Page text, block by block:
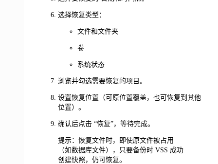
选择恢复类型：
文件和文件夹
卷
系统状态
浏览并勾选需要恢复的项目。
设置恢复位置（可原位置覆盖，也可恢复到其他
位置）。
确认后点击 “恢复”，等待完成。
提示：恢复文件时，即使原文件被占用
（如数据库文件），只要备份时 VSS 成功
创建快照，仍可恢复。